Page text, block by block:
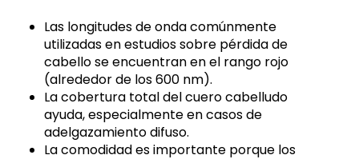
Las longitudes de onda comúnmente
utilizadas en estudios sobre pérdida de
cabello se encuentran en el rango rojo
(alrededor de los 600 nm).
La cobertura total del cuero cabelludo
ayuda, especialmente en casos de
adelgazamiento difuso.
La comodidad es importante porque los